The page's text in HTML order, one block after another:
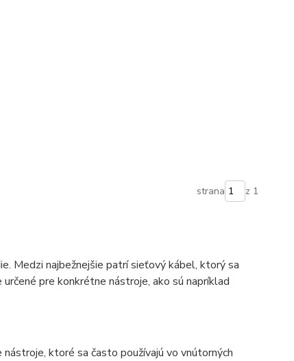
strana z 1
Medzi najbežnejšie patrí sieťový kábel, ktorý sa
pre konkrétne nástroje, ako sú napríklad
ktoré sa často používajú vo vnútorných